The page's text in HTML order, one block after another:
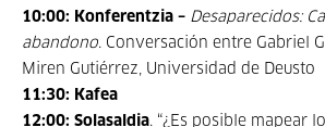
10:00: Konferentzia – Desaparecidos:
abandono. Conversación entre Gabriel
Miren Gutiérrez, Universidad de Deusto
11:30: Kafea
12:00: Solasaldia. “¿Es posible mapear